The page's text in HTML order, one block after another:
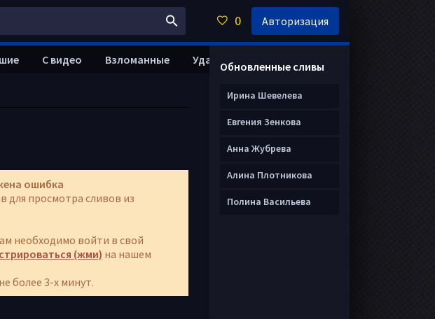
ошибка
для просмотра сливов из
необходимо войти в свой
(жми) на нашем
более 3-х минут.
С видео Взломанные Удалить анкету
Обновленные сливы
Ирина Шевелева
Евгения Зенкова
Анна Жубрева
Алина Плотникова
Полина Васильева
0 Авторизация